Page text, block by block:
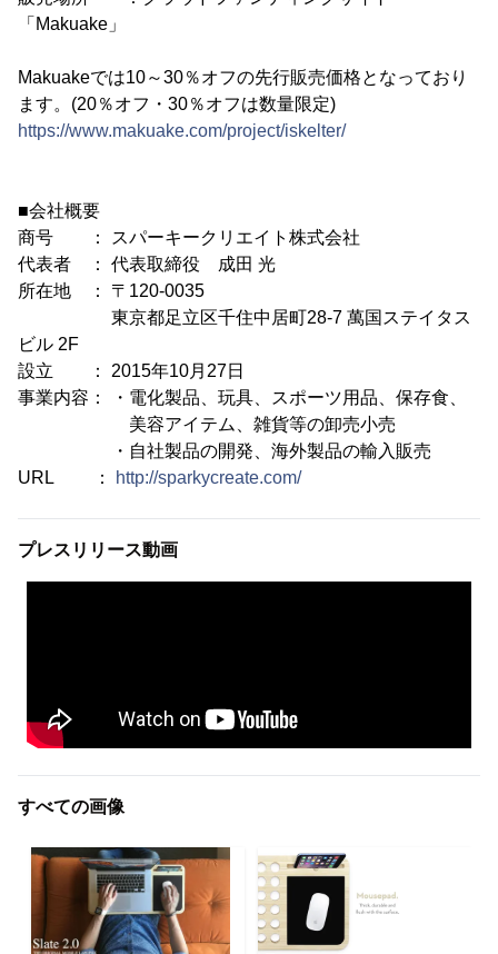
「Makuake」
Makuakeでは10～30％オフの先行販売価格となっており
ます。(20％オフ・30％オフは数量限定)
https://www.makuake.com/project/iskelter/
■会社概要
商号 ： スパーキークリエイト株式会社
代表者 ： 代表取締役 成田 光
所在地 ： 〒120-0035
東京都足立区千住中居町28-7 萬国ステイタス
ビル 2F
設立 ： 2015年10月27日
事業内容： ・電化製品、玩具、スポーツ用品、保存食、
美容アイテム、雑貨等の卸売小売
・自社製品の開発、海外製品の輸入販売
URL ：
http://sparkycreate.com/
プレスリリース動画
すべての画像